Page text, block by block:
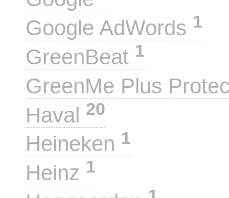
Google AdWords 1
GreenBeat 1
GreenMe Plus
Haval 20
Heineken 1
Heinz 1